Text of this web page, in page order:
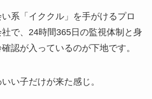
系「イククル」を手がけるプロ
で、24時間365日の監視体制と身
認が入っているのが下地です。
い子だけが来た感じ。